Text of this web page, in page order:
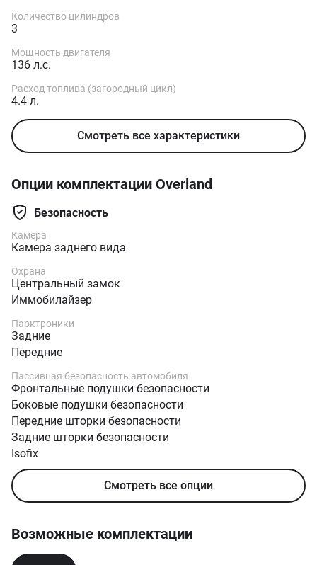
Количество цилиндров
3
Мощность двигателя
136 л.с.
Расход топлива (загородный цикл)
4.4 л.
Смотреть все характеристики
Опции комплектации Overland
Безопасность
Камера
Камера заднего вида
Охрана
Центральный замок
Иммобилайзер
Парктроники
Задние
Передние
Пассивная безопасность автомобиля
Фронтальные подушки безопасности
Боковые подушки безопасности
Передние шторки безопасности
Задние шторки безопасности
Isofix
Трехточечные ремни безопасности
Смотреть все опции
Возможные комплектации